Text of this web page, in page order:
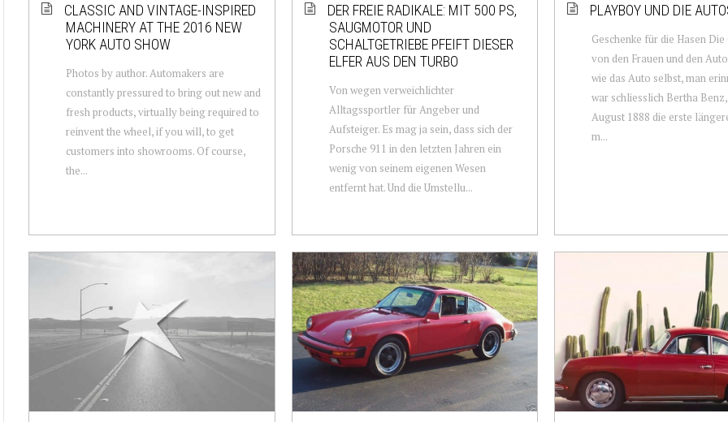
CLASSIC AND VINTAGE-INSPIRED
MACHINERY AT THE 2016 NEW
YORK AUTO SHOW
Photos by author. Automakers are
constantly pressured to bring out new and
fresh products, virtually being required to
reinvent the wheel, if you will, to get
customers into showrooms. Of course,
the...
DER FREIE RADIKALE: MIT 500 PS,
SAUGMOTOR UND
SCHALTGETRIEBE PFEIFT DIESER
ELFER AUS DEN TURBO
Von wegen verweichlichter
Alltagssportler für Angeber und
Aufsteiger. Es mag ja sein, dass sich der
Porsche 911 in den letzten Jahren ein
wenig von seinem eigenen Wesen
entfernt hat. Und die Umstellu...
PLAYBOY UND DIE
Geschenke für die Hasen Die
von den Frauen und den
wie das Auto selbst, man
war schliesslich Bertha
August 1888 die erste
m...